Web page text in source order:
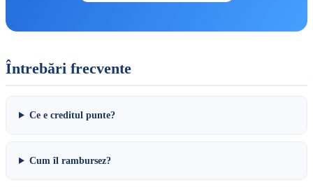
Întrebări frecvente
Ce e creditul punte?
Cum îl rambursez?